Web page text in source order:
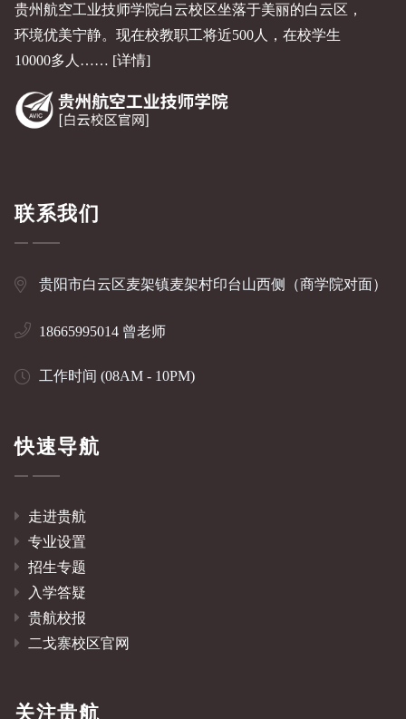
贵州航空工业技师学院白云校区坐落于美丽的白云区，
环境优美宁静。现在校教职工将近500人，在校学生
10000多人…… [详情]
联系我们
贵阳市白云区麦架镇麦架村印台山西侧（商学院对面）
18665995014 曾老师
工作时间 (08AM - 10PM)
快速导航
走进贵航
专业设置
招生专题
入学答疑
贵航校报
二戈寨校区官网
关注贵航